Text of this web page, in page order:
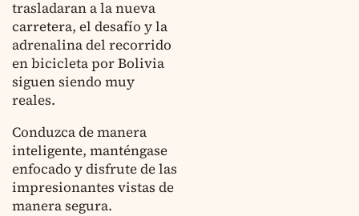
trasladaran a la nueva
carretera, el desafío y la
adrenalina del recorrido
en bicicleta por Bolivia
siguen siendo muy
reales.
Conduzca de manera
inteligente, manténgase
enfocado y disfrute de las
impresionantes vistas de
manera segura.